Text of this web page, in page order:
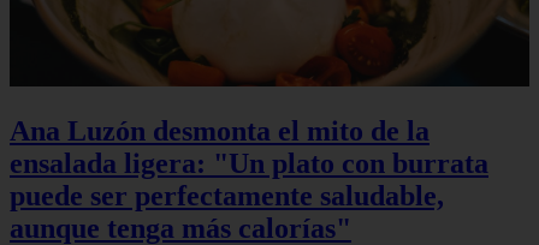
Ana Luzón desmonta el mito de la
ensalada ligera: "Un plato con burrata
puede ser perfectamente saludable,
aunque tenga más calorías"